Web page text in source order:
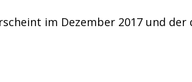
im Dezember 2017 und